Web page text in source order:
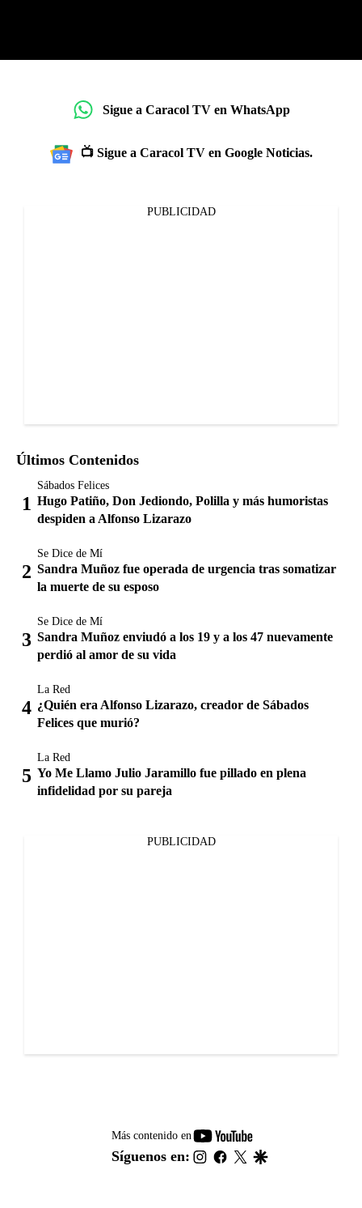
Sigue a Caracol TV en WhatsApp
📺 Sigue a Caracol TV en Google Noticias.
PUBLICIDAD
Últimos Contenidos
Sábados Felices
Hugo Patiño, Don Jediondo, Polilla y más humoristas
despiden a Alfonso Lizarazo
Se Dice de Mí
Sandra Muñoz fue operada de urgencia tras somatizar
la muerte de su esposo
Se Dice de Mí
Sandra Muñoz enviudó a los 19 y a los 47 nuevamente
perdió al amor de su vida
La Red
¿Quién era Alfonso Lizarazo, creador de Sábados
Felices que murió?
La Red
Yo Me Llamo Julio Jaramillo fue pillado en plena
infidelidad por su pareja
PUBLICIDAD
Más contenido en
youtube-
footer
Síguenos en: instagram
facebook
twitter